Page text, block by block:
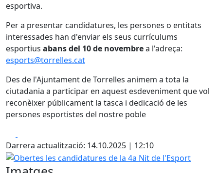
esportiva.
Per a presentar candidatures, les persones o entitats
interessades han d'enviar els seus currículums
esportius abans del 10 de novembrea l'adreça:
esports@torrelles.cat
Des de l'Ajuntament de Torrelles animem a tota la
ciutadania a participar en aquest esdeveniment que vol
reconèixer públicament la tasca i dedicació de les
persones esportistes del nostre poble
Darrera actualització: 14.10.2025 | 12:10
Obertes les candidatures de la 4a Nit de l'Esport